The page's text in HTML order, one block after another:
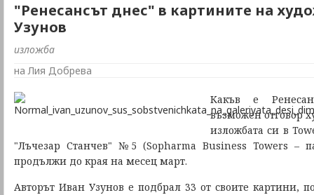
"Ренесансът днес" в картините на
Узунов
изложба
на Лия Добрева
Какъв е
възможен отговор
изложбата си в
"Лъчезар Станчев" №5 (Sopharma Business Towers –
продължи до края на месец март.
Авторът Иван Узунов е подбрал 33 от своите картини,